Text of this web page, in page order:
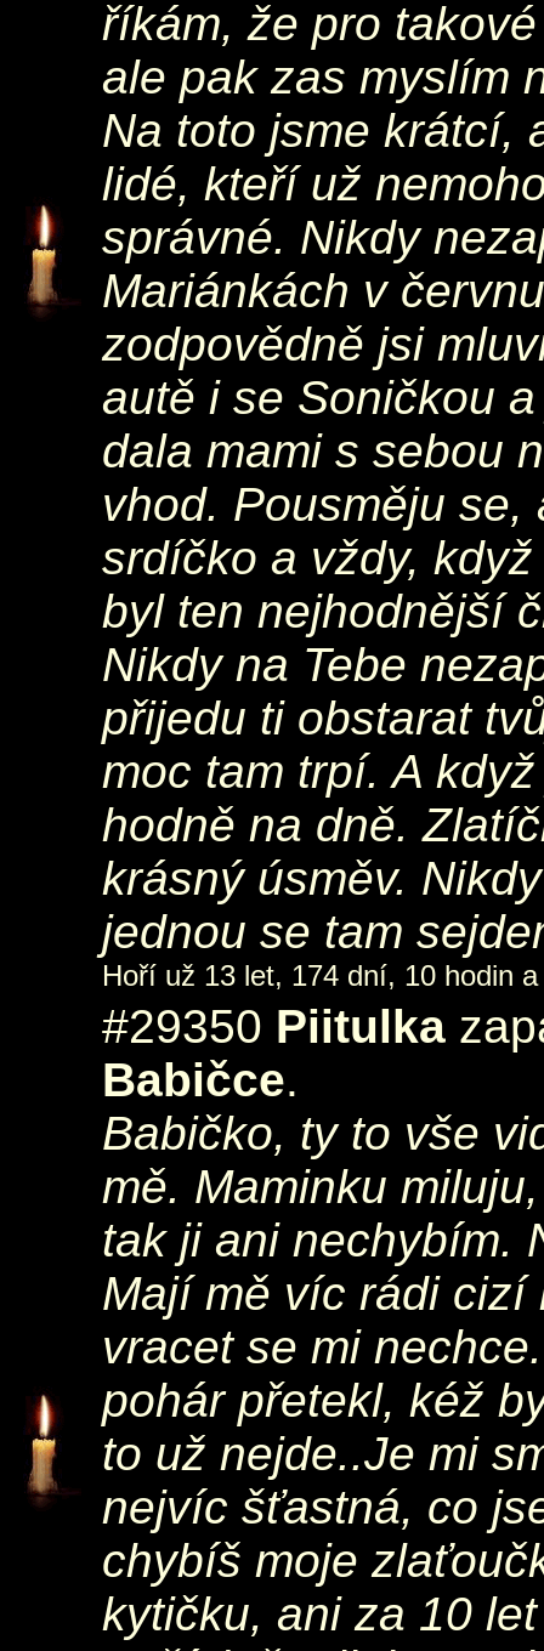
říkám, že pro
ale pak zas myslím
Na toto jsme krátcí,
lidé, kteří už
správné. Nikdy
Mariánkách v
zodpovědně jsi
autě i se Soničkou
dala mami s sebou
vhod. Pousměju
srdíčko a vždy,
byl ten nejhodnější
Nikdy na Tebe
přijedu ti obstarat
moc tam trpí. A
hodně na dně.
krásný úsměv.
jednou se tam
Hoří už 13 let, 174 dní, 10 hodin
#29350 Piitulka
Babičce.
Babičko, ty to vše
mě. Maminku
tak ji ani nechybím.
Mají mě víc rádi cizí
vracet se mi
pohár přetekl, kéž
to už nejde..Je mi
nejvíc šťastná, co
chybíš moje
kytičku, ani za 10